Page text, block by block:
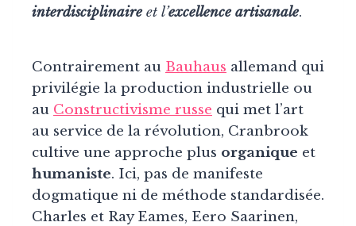
interdisciplinaireet l’excellence artisanale.
Contrairement au Bauhaus allemand qui
privilégie la production industrielle ou
au Constructivisme russe qui met l’art
au service de la révolution, Cranbrook
cultive une approche plus organique et
humaniste. Ici, pas de manifeste
dogmatique ni de méthode standardisée.
Charles et Ray Eames, Eero Saarinen,